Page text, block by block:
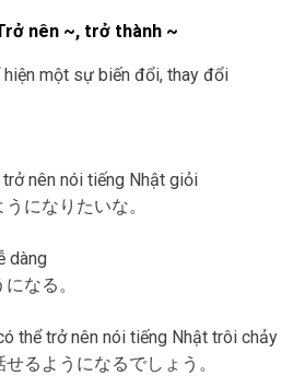
nên ~, trở thành ~
hiện một sự biến đổi, thay đổi
nên nói tiếng Nhật giỏi
になりたいな。
dàng
なる。
thể trở nên nói tiếng Nhật trôi chảy
るようになるでしょう。